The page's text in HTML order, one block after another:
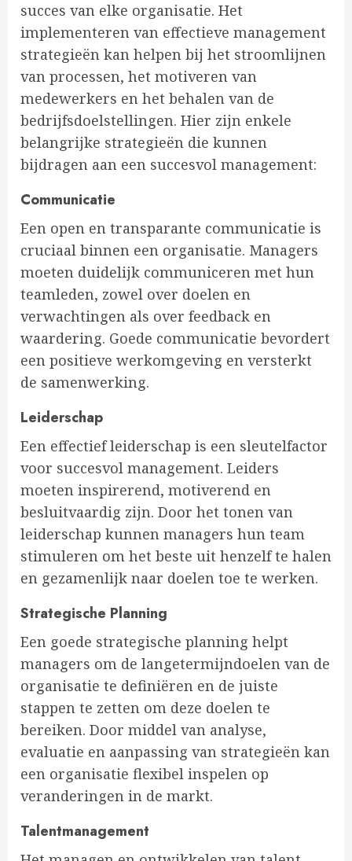
succes van elke organisatie. Het
implementeren van effectieve management
strategieën kan helpen bij het stroomlijnen
van processen, het motiveren van
medewerkers en het behalen van de
bedrijfsdoelstellingen. Hier zijn enkele
belangrijke strategieën die kunnen
bijdragen aan een succesvol management:
Communicatie
Een open en transparante communicatie is
cruciaal binnen een organisatie. Managers
moeten duidelijk communiceren met hun
teamleden, zowel over doelen en
verwachtingen als over feedback en
waardering. Goede communicatie bevordert
een positieve werkomgeving en versterkt
de samenwerking.
Leiderschap
Een effectief leiderschap is een sleutelfactor
voor succesvol management. Leiders
moeten inspirerend, motiverend en
besluitvaardig zijn. Door het tonen van
leiderschap kunnen managers hun team
stimuleren om het beste uit henzelf te halen
en gezamenlijk naar doelen toe te werken.
Strategische Planning
Een goede strategische planning helpt
managers om de langetermijndoelen van de
organisatie te definiëren en de juiste
stappen te zetten om deze doelen te
bereiken. Door middel van analyse,
evaluatie en aanpassing van strategieën kan
een organisatie flexibel inspelen op
veranderingen in de markt.
Talentmanagement